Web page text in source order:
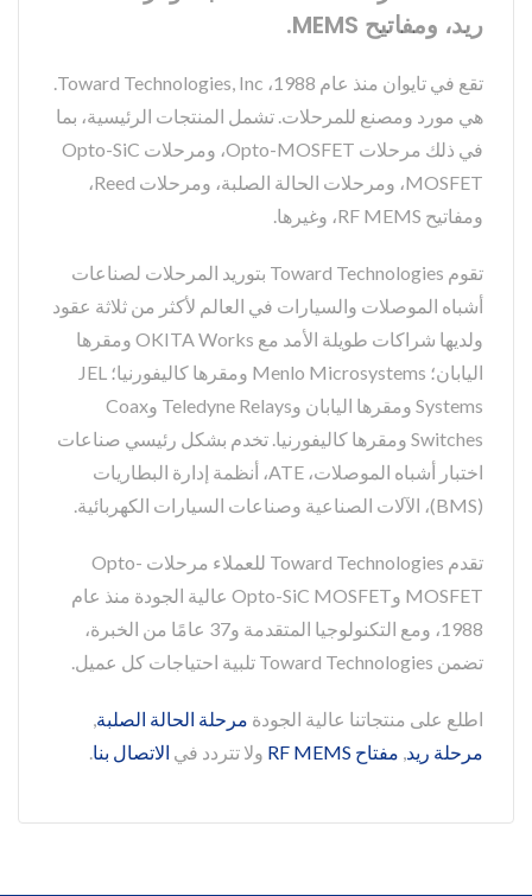
ريد، ومفاتيح MEMS.
تقع في تايوان منذ عام 1988، Toward Technologies, Inc.
هي مورد ومصنع للمرحلات. تشمل المنتجات الرئيسية، بما
في ذلك مرحلات Opto-MOSFET، ومرحلات Opto-SiC
MOSFET، ومرحلات الحالة الصلبة، ومرحلات Reed،
ومفاتيح RF MEMS، وغيرها.
تقوم Toward Technologies بتوريد المرحلات لصناعات
أشباه الموصلات والسيارات في العالم لأكثر من ثلاثة عقود
ولديها شراكات طويلة الأمد مع OKITA Works ومقرها
اليابان؛ Menlo Microsystems ومقرها كاليفورنيا؛ JEL
Systems ومقرها اليابان وTeledyne Relays وCoax
Switches ومقرها كاليفورنيا. تخدم بشكل رئيسي صناعات
اختبار أشباه الموصلات، ATE، أنظمة إدارة البطاريات
(BMS)، الآلات الصناعية وصناعات السيارات الكهربائية.
تقدم Toward Technologies للعملاء مرحلات Opto-
MOSFET وOpto-SiC MOSFET عالية الجودة منذ عام
1988، ومع التكنولوجيا المتقدمة و37 عامًا من الخبرة،
تضمن Toward Technologies تلبية احتياجات كل عميل.
اطلع على منتجاتنا عالية الجودة مرحلة الحالة الصلبة,
مرحلة ريد, مفتاح RF MEMS ولا تتردد في الاتصال بنا.